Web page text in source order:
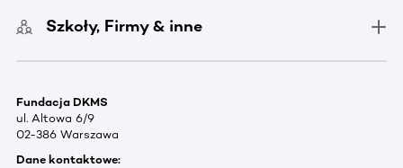
Szkoły, Firmy & inne
Fundacja DKMS
ul. Altowa 6/9
02-386 Warszawa
Dane kontaktowe: